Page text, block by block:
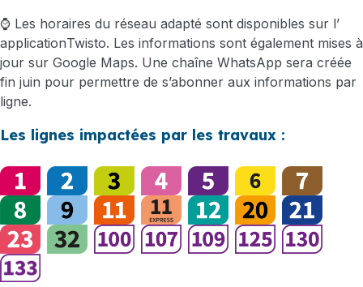
⌚ Les horaires du réseau adapté sont disponibles sur l’
applicationTwisto. Les informations sont également mises à
jour sur Google Maps. Une chaîne WhatsApp sera créée
fin juin pour permettre de s’abonner aux informations par
ligne.
Les lignes impactées par les travaux :